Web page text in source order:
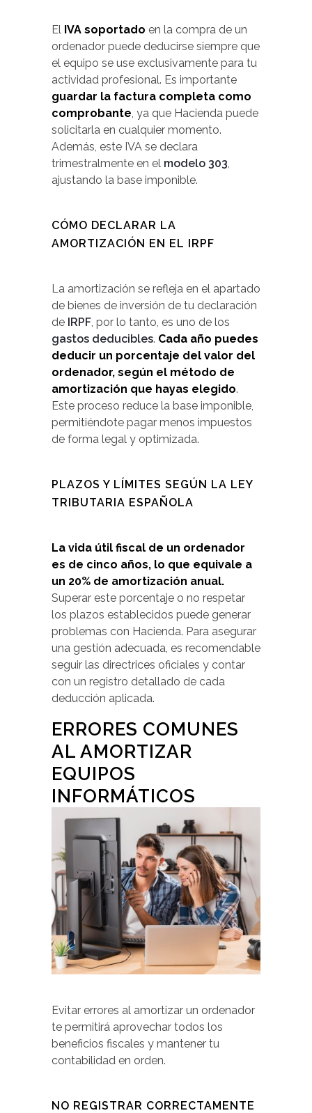
El IVA soportado en la compra de un
ordenador puede deducirse siempre que
el equipo se use exclusivamente para tu
actividad profesional. Es importante
guardar la factura completa como
comprobante, ya que Hacienda puede
solicitarla en cualquier momento.
Además, este IVA se declara
trimestralmente en el modelo 303,
ajustando la base imponible.
CÓMO DECLARAR LA
AMORTIZACIÓN EN EL IRPF
La amortización se refleja en el apartado
de bienes de inversión de tu declaración
de IRPF, por lo tanto, es uno de los
gastos deducibles. Cada año puedes
deducir un porcentaje del valor del
ordenador, según el método de
amortización que hayas elegido.
Este proceso reduce la base imponible,
permitiéndote pagar menos impuestos
de forma legal y optimizada.
PLAZOS Y LÍMITES SEGÚN LA LEY
TRIBUTARIA ESPAÑOLA
La vida útil fiscal de un ordenador
es de cinco años, lo que equivale a
un 20% de amortización anual.
Superar este porcentaje o no respetar
los plazos establecidos puede generar
problemas con Hacienda. Para asegurar
una gestión adecuada, es recomendable
seguir las directrices oficiales y contar
con un registro detallado de cada
deducción aplicada.
ERRORES COMUNES
AL AMORTIZAR
EQUIPOS
INFORMÁTICOS
Evitar errores al amortizar un ordenador
te permitirá aprovechar todos los
beneficios fiscales y mantener tu
contabilidad en orden.
NO REGISTRAR CORRECTAMENTE